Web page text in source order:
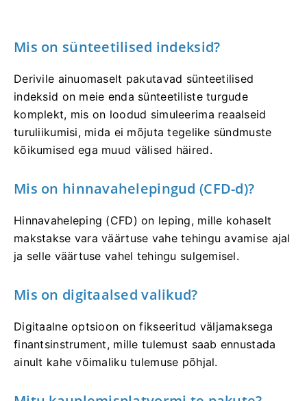
Mis on sünteetilised indeksid?
Derivile ainuomaselt pakutavad sünteetilised
indeksid on meie enda sünteetiliste turgude
komplekt, mis on loodud simuleerima reaalseid
turuliikumisi, mida ei mõjuta tegelike sündmuste
kõikumised ega muud välised häired.
Mis on hinnavahelepingud (CFD-d)?
Hinnavaheleping (CFD) on leping, mille kohaselt
makstakse vara väärtuse vahe tehingu avamise ajal
ja selle väärtuse vahel tehingu sulgemisel.
Mis on digitaalsed valikud?
Digitaalne optsioon on fikseeritud väljamaksega
finantsinstrument, mille tulemust saab ennustada
ainult kahe võimaliku tulemuse põhjal.